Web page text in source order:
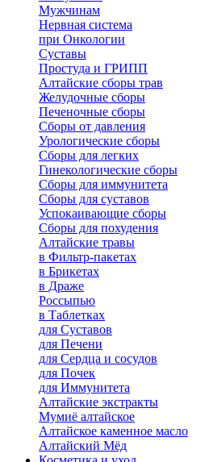
Мужчинам
Нервная система
при Онкологии
Суставы
Простуда и ГРИПП
Алтайские сборы трав
Желудочные сборы
Печеночные сборы
Сборы от давления
Урологические сборы
Сборы для легких
Гинекологические сборы
Сборы для иммунитета
Сборы для суставов
Успокаивающие сборы
Сборы для похудения
Алтайские травы
в Фильтр-пакетах
в Брикетах
в Драже
Россыпью
в Таблетках
для Cуставов
для Печени
для Сердца и сосудов
для Почек
для Иммунитета
Алтайские экстракты
Мумиё алтайское
Алтайское каменное масло
Алтайский Мёд